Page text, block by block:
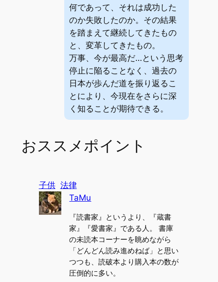
何であって、それは成功した
のか失敗したのか。その結果
を踏まえて継続してきたもの
と、変革してきたもの。
万事、今が最高だ…という思考
停止に陥ることなく、過去の
日本が歩んだ道を振り返るこ
とにより、今現在をさらに深
く知ることが期待できる。
おススメポイント
子供 法律
TaMu
『読書家』というより、『蔵書
家』『愛書家』である人。 書庫
の未読本コーナーを眺めながら
「どんどん読み進めねば」と思い
つつも、読破本より購入本の数が
圧倒的に多い。